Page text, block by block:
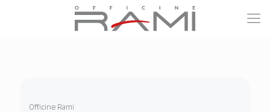
Officine Rami